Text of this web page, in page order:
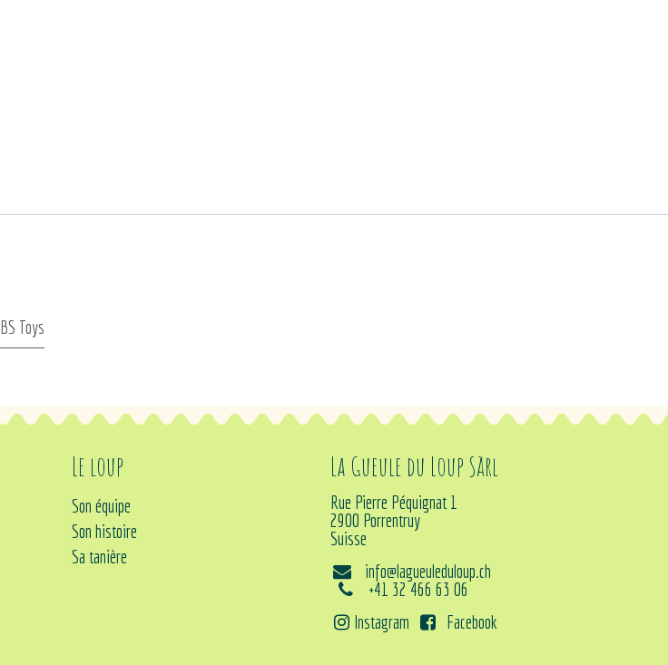
BS Toys
Le loup
Son équipe
Son histoire
Sa tanière
La Gueule du Loup Sàrl
Rue Pierre Péquignat 1
2900 Porrentruy
Suisse
info@lagueuleduloup.ch
+41 32 466 63 06
Instagram
Facebook